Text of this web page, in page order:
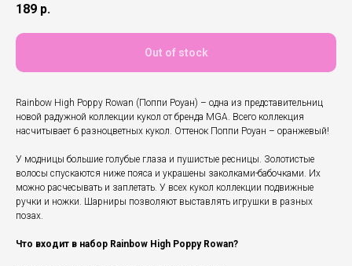
189 р.
Out of stock
Rainbow High Poppy Rowan (Поппи Роуан) – одна из представительниц
новой радужной коллекции кукол от бренда MGA. Всего коллекция
насчитывает 6 разноцветных кукол. Оттенок Поппи Роуан – оранжевый!
У модницы большие голубые глаза и пушистые ресницы. Золотистые
волосы спускаются ниже пояса и украшены заколками-бабочками. Их
можно расчесывать и заплетать. У всех кукол коллекции подвижные
ручки и ножки. Шарниры позволяют выставлять игрушки в разных
позах.
Что входит в набор Rainbow High Poppy Rowan?